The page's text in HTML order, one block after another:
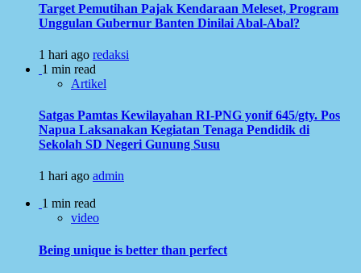
Target Pemutihan Pajak Kendaraan Meleset, Program
Unggulan Gubernur Banten Dinilai Abal-Abal?
1 hari ago redaksi
1 min read
Artikel
Satgas Pamtas Kewilayahan RI-PNG yonif 645/gty. Pos
Napua Laksanakan Kegiatan Tenaga Pendidik di
Sekolah SD Negeri Gunung Susu
1 hari ago admin
1 min read
video
Being unique is better than perfect